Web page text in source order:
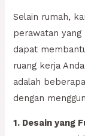
Selain rumah,
perawatan
dapat
ruang kerja
adalah
dengan
1. Desain yang